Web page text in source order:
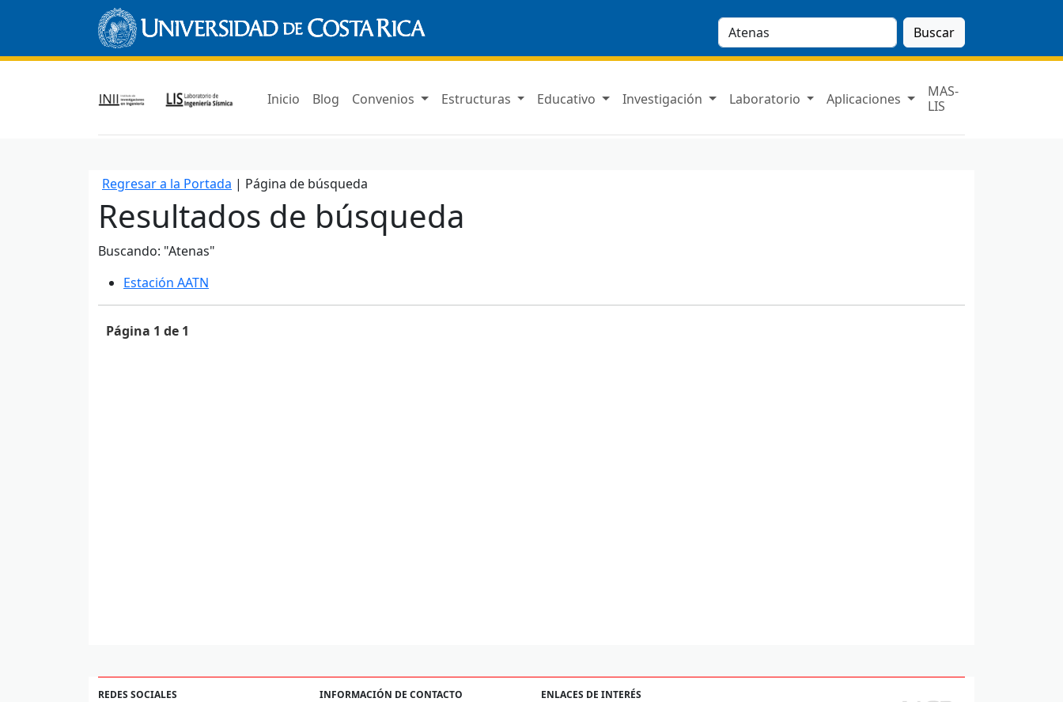
Buscar
Inicio Blog Convenios Estructuras Educativo Investigación Laboratorio Aplicaciones
MAS-
LIS
Regresar a la Portada | Página de búsqueda
Resultados de búsqueda
Buscando: "Atenas"
Estación AATN
Página 1 de 1
REDES SOCIALES
INFORMACIÓN DE CONTACTO
ENLACES DE INTERÉS